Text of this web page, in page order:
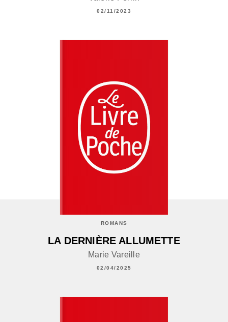
02/11/2023
ROMANS
LA DERNIÈRE ALLUMETTE
Marie Vareille
02/04/2025